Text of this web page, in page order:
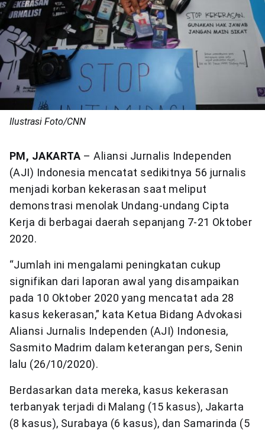
Ilustrasi Foto/CNN
PM, JAKARTA – Aliansi Jurnalis Independen
(AJI) Indonesia mencatat sedikitnya 56 jurnalis
menjadi korban kekerasan saat meliput
demonstrasi menolak Undang-undang Cipta
Kerja di berbagai daerah sepanjang 7-21 Oktober
2020.
“Jumlah ini mengalami peningkatan cukup
signifikan dari laporan awal yang disampaikan
pada 10 Oktober 2020 yang mencatat ada 28
kasus kekerasan,” kata Ketua Bidang Advokasi
Aliansi Jurnalis Independen (AJI) Indonesia,
Sasmito Madrim dalam keterangan pers, Senin
lalu (26/10/2020).
Berdasarkan data mereka, kasus kekerasan
terbanyak terjadi di Malang (15 kasus), Jakarta
(8 kasus), Surabaya (6 kasus), dan Samarinda (5